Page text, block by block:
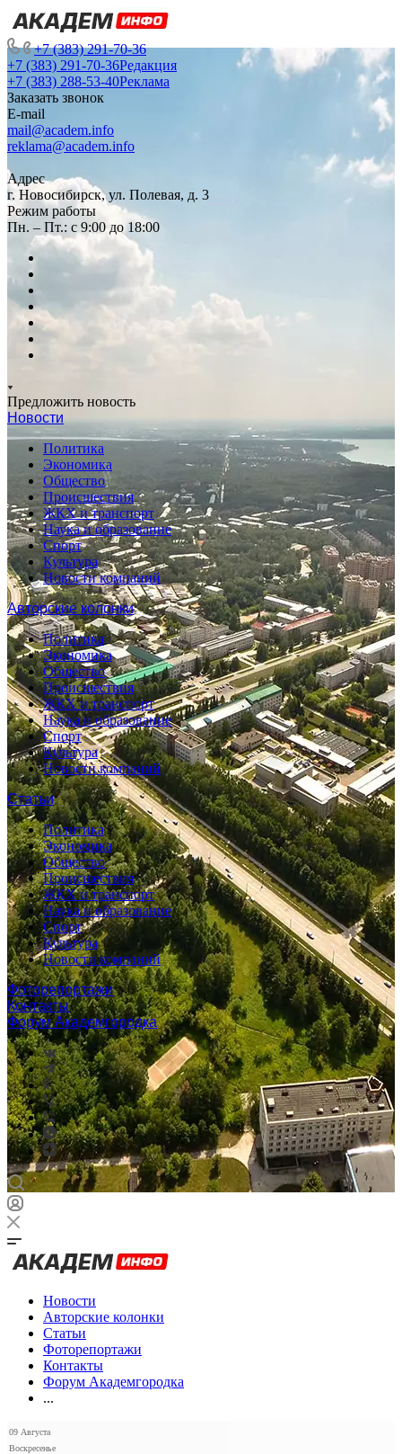
+7 (383) 291-70-36
+7 (383) 291-70-36Редакция
+7 (383) 288-53-40Реклама
Заказать звонок
E-mail
mail@academ.info
reklama@academ.info
Адрес
г. Новосибирск, ул. Полевая, д. 3
Режим работы
Пн. – Пт.: с 9:00 до 18:00
Предложить новость
Новости
Политика
Экономика
Общество
Происшествия
ЖКХ и транспорт
Наука и образование
Спорт
Культура
Новости компаний
Авторские колонки
Политика
Экономика
Общество
Происшествия
ЖКХ и транспорт
Наука и образование
Спорт
Культура
Новости компаний
Статьи
Политика
Экономика
Общество
Происшествия
ЖКХ и транспорт
Наука и образование
Спорт
Культура
Новости компаний
Фоторепортажи
Контакты
Форум Академгородка
Новости
Авторские колонки
Статьи
Фоторепортажи
Контакты
Форум Академгородка
...
09 Августа
Воскресенье